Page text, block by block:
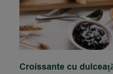
Croissante cu